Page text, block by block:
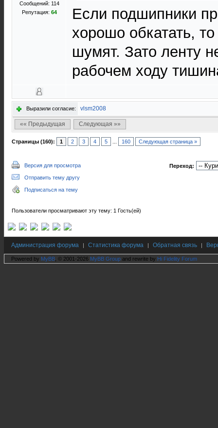
Сообщений: 114
Репутация: 64
Если подшипники
хорошо обкатать,
шумят. Зато ленту
рабочем ходу
Выразили согласие: vlsm2008
«« Предыдущая Следующая »»
Страницы (160): 1 2 3 4 5 160 Следующая страница »
Версия для просмотра
Отправить тему другу
Подписаться на тему
Переход:
Пользователи просматривают эту тему: 1 Гость(ей)
Администрация форума | Статистика форума | Обратная связь |
Powered by MyBB , © 2001-2026 MyBB Group and rewrite by Hi Fidelity Forum